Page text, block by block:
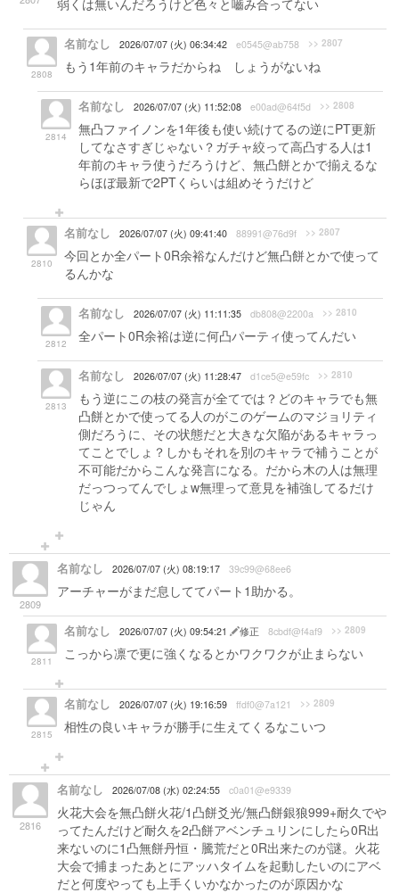
弱くは無いんだろうけど色々と嚙み合ってない
2808
名前なし 2026/07/07 (火) 06:34:42 e0545@ab758 >> 2807
もう1年前のキャラだからね しょうがないね
2814
名前なし 2026/07/07 (火) 11:52:08 e00ad@64f5d >> 2808
無凸ファイノンを1年後も使い続けてるの逆にPT更新
してなさすぎじゃない？ガチャ絞って高凸する人は1
年前のキャラ使うだろうけど、無凸餅とかで揃えるな
らほぼ最新で2PTくらいは組めそうだけど
2810
名前なし 2026/07/07 (火) 09:41:40 88991@76d9f >> 2807
今回とか全パート0R余裕なんだけど無凸餅とかで使って
るんかな
2812
名前なし 2026/07/07 (火) 11:11:35 db808@2200a >> 2810
全パート0R余裕は逆に何凸パーティ使ってんだい
2813
名前なし 2026/07/07 (火) 11:28:47 d1ce5@e59fc >> 2810
もう逆にこの枝の発言が全てでは？どのキャラでも無
凸餅とかで使ってる人のがこのゲームのマジョリティ
側だろうに、その状態だと大きな欠陥があるキャラっ
てことでしょ？しかもそれを別のキャラで補うことが
不可能だからこんな発言になる。だから木の人は無理
だっつってんでしょw無理って意見を補強してるだけ
じゃん
2809
名前なし 2026/07/07 (火) 08:19:17 39c99@68ee6
アーチャーがまだ息しててパート1助かる。
2811
名前なし 2026/07/07 (火) 09:54:21 修正 8cbdf@f4af9 >> 2809
こっから凛で更に強くなるとかワクワクが止まらない
2815
名前なし 2026/07/07 (火) 19:16:59 ffdf0@7a121 >> 2809
相性の良いキャラが勝手に生えてくるなこいつ
2816
名前なし 2026/07/08 (水) 02:24:55 c0a01@e9339
火花大会を無凸餅火花/1凸餅爻光/無凸餅銀狼999+耐久でや
ってたんだけど耐久を2凸餅アベンチュリンにしたら0R出
来ないのに1凸無餅丹恒・騰荒だと0R出来たのが謎。火花
大会で捕まったあとにアッハタイムを起動したいのにアベ
だと何度やっても上手くいかなかったのが原因かな